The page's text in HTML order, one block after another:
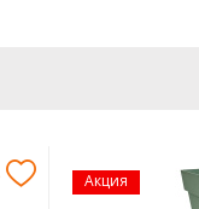
Акция